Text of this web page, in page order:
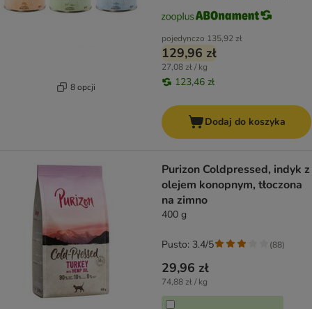
8 opcji
pojedynczo 135,92 zł
129,96 zł
27,08 zł / kg
123,46 zł
Dodaj do koszyka
Purizon Coldpressed, indyk z
olejem konopnym, tłoczona
na zimno
400 g
29,96 zł
74,88 zł / kg
Pusto: 3.4/5 (88)